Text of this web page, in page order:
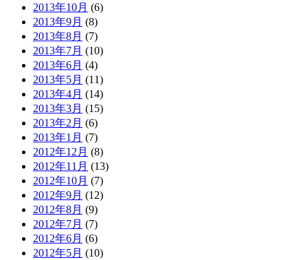
2013年10月 (6)
2013年9月 (8)
2013年8月 (7)
2013年7月 (10)
2013年6月 (4)
2013年5月 (11)
2013年4月 (14)
2013年3月 (15)
2013年2月 (6)
2013年1月 (7)
2012年12月 (8)
2012年11月 (13)
2012年10月 (7)
2012年9月 (12)
2012年8月 (9)
2012年7月 (7)
2012年6月 (6)
2012年5月 (10)